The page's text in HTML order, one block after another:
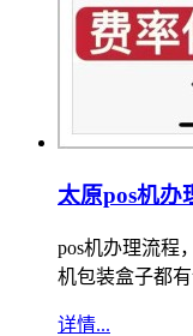
太原pos机办
pos机办理流程
机包装盒子都
详情...